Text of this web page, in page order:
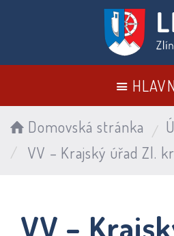
Domovská stránka
VV – Krajský úřad Zl. kraje – – Opatření obecné povahy – Stanovení místní úpravy
VV –